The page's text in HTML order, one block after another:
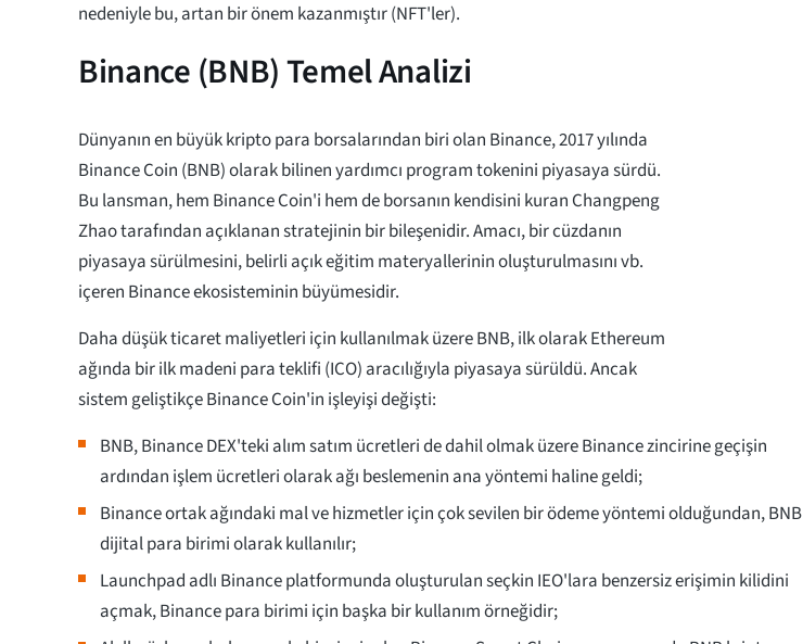
nedeniyle bu, artan bir önem kazanmıştır (NFT'ler).
Binance (BNB) Temel Analizi
Dünyanın en büyük kripto para borsalarından biri olan Binance, 2017 yılında
Binance Coin (BNB) olarak bilinen yardımcı program tokenini piyasaya sürdü.
Bu lansman, hem Binance Coin'i hem de borsanın kendisini kuran Changpeng
Zhao tarafından açıklanan stratejinin bir bileşenidir. Amacı, bir cüzdanın
piyasaya sürülmesini, belirli açık eğitim materyallerinin oluşturulmasını vb.
içeren Binance ekosisteminin büyümesidir.
Daha düşük ticaret maliyetleri için kullanılmak üzere BNB, ilk olarak Ethereum
ağında bir ilk madeni para teklifi (ICO) aracılığıyla piyasaya sürüldü. Ancak
sistem geliştikçe Binance Coin'in işleyişi değişti:
BNB, Binance DEX'teki alım satım ücretleri de dahil olmak üzere Binance zincirine geçişin
ardından işlem ücretleri olarak ağı beslemenin ana yöntemi haline geldi;
Binance ortak ağındaki mal ve hizmetler için çok sevilen bir ödeme yöntemi olduğundan, BNB
dijital para birimi olarak kullanılır;
Launchpad adlı Binance platformunda oluşturulan seçkin IEO'lara benzersiz erişimin kilidini
açmak, Binance para birimi için başka bir kullanım örneğidir;